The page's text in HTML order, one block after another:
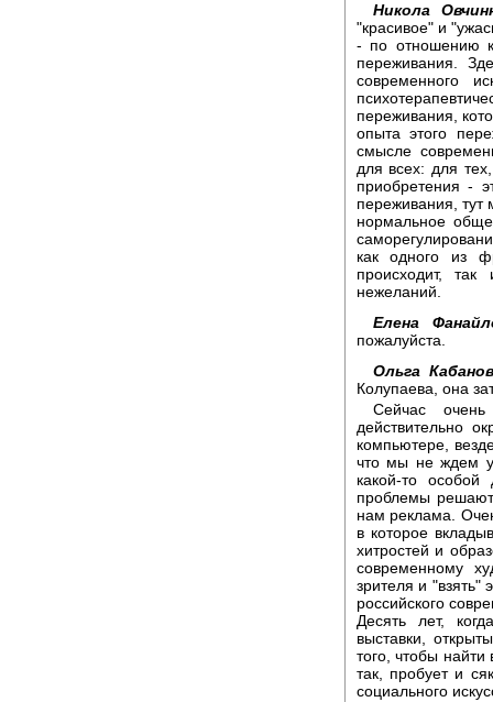
Никола
"красивое" и
- по отношению
переживания.
современного
переживания,
опыта этого
смысле
для всех: для
приобретения -
переживания,
нормальное
как одного из
происходит,
нежеланий.
Елена
пожалуйста.
Ольга
Колупаева, она
Сейчас очень
действительно
компьютере,
что мы не ждем
какой-то
проблемы
нам реклама.
в которое
хитростей и
современному
зрителя и "взять"
российского
Десять лет,
выставки,
того, чтобы
так, пробует и
социального